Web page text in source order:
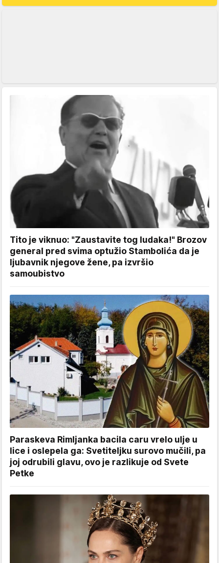
Tito je viknuo: "Zaustavite tog ludaka!" Brozov
general pred svima optužio Stambolića da je
ljubavnik njegove žene, pa izvršio
samoubistvo
Paraskeva Rimljanka bacila caru vrelo ulje u
lice i oslepela ga: Svetiteljku surovo mučili, pa
joj odrubili glavu, ovo je razlikuje od Svete
Petke